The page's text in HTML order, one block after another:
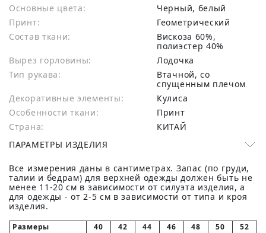
Основные цвета:
черный, белый
Принт:
Геометрический
Состав ткани:
вискоза 60%,
полиэстер 40%
Вырез горловины:
Лодочка
Тип рукава:
Втачной, со
спущенным плечом
Декоративные элементы:
Кулиса
Особенности ткани:
Принт
Страна:
КИТАЙ
ПАРАМЕТРЫ ИЗДЕЛИЯ
Все измерения даны в сантиметрах. Запас (по груди,
талии и бедрам) для верхней одежды должен быть не
менее 11-20 см в зависимости от силуэта изделия, а
для одежды - от 2-5 см в зависимости от типа и кроя
изделия.
Размеры 40 42 44 46 48 50
52